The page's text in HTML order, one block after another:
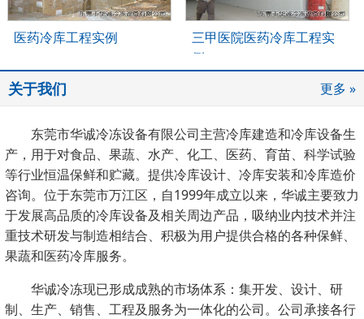
医药冷库工程实例
三甲医院医药冷库工程实
例
关于我们 更多 »
东莞市华诚冷冻设备有限公司主营冷库建造和冷库设备生
产，用于对食品、果蔬、水产、化工、医药、育苗、科学试验
等行业恒温保鲜和贮藏。提供冷库设计、冷库安装和冷库造价
咨询。位于东莞市万江区，自1999年成立以来，华诚主要致力
于发展高品质的冷库设备及相关周边产品，吸纳业内技术并注
重技术研发与制造相结合、积极为用户提供合格的各种保鲜、
果蔬和医药冷库服务。
华诚冷冻现已形成成熟的市场体系：集开发、设计、研
制、生产、销售、工程及服务为一体化的公司。公司承接各行